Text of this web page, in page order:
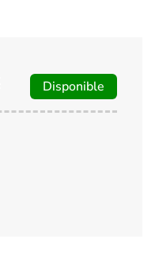
Disponible